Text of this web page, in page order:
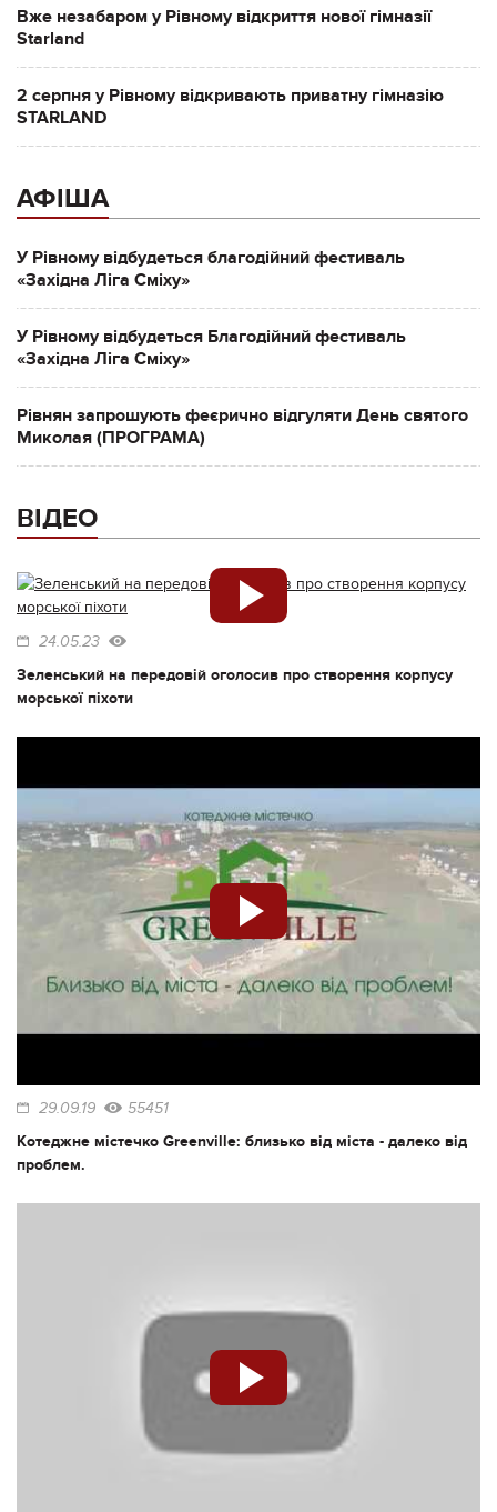
Вже незабаром у Рівному відкриття нової гімназії
Starland
2 серпня у Рівному відкривають приватну гімназію
STARLAND
АФІША
У Рівному відбудеться благодійний фестиваль
«Західна Ліга Сміху»
У Рівному відбудеться Благодійний фестиваль
«Західна Ліга Сміху»
Рівнян запрошують феєрично відгуляти День святого
Миколая (ПРОГРАМА)
ВІДЕО
24.05.23
Зеленський на передовій оголосив про створення корпусу
морської піхоти
29.09.19 55451
Котеджне містечко Greenville: близько від міста - далеко від
проблем.